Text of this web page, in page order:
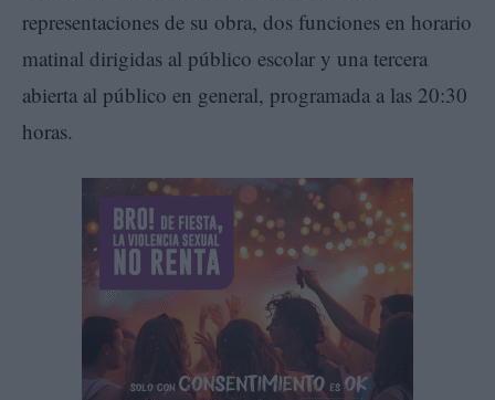
representaciones de su obra, dos funciones en horario
matinal dirigidas al público escolar y una tercera
abierta al público en general, programada a las 20:30
horas.